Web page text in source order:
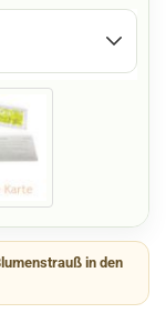
in den